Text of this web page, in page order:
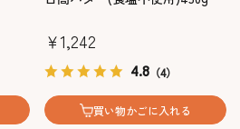
￥1,242
4.8 （4）
買い物かごに入れる